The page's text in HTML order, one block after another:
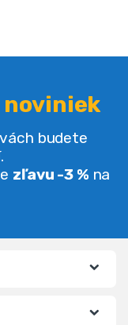
budete
zľavu -3 % na